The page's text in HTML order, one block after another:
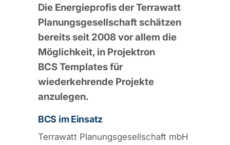
Die Energieprofis der Terrawatt
Planungsgesellschaft schätzen
bereits seit 2008 vor allem die
Möglichkeit, in Projektron
BCS Templates für
wiederkehrende Projekte
anzulegen.
BCS im Einsatz
Terrawatt Planungsgesellschaft mbH